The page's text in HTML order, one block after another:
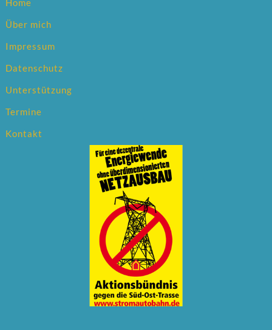
Über mich
Impressum
Datenschutz
Unterstützung
Termine
Kontakt